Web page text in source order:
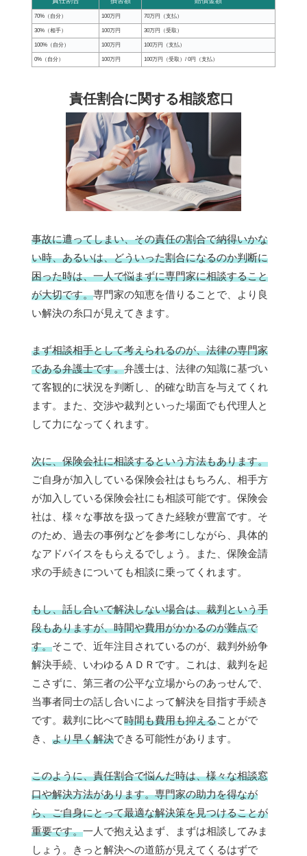
70%（自分） 100万円 70万円（支払）
30%（相手） 100万円 30万円（受取）
100%（自分） 100万円 100万円（支払）
0%（自分） 100万円 100万円（受取）/ 0円（支払）
責任割合に関する相談窓口
事故に遭ってしまい、その責任の割合で納得いかな
い時、あるいは、どういった割合になるのか判断に
困った時は、一人で悩まずに専門家に相談すること
が大切です。専門家の知恵を借りることで、より良
い解決の糸口が見えてきます。
まず相談相手として考えられるのが、法律の専門家
である弁護士です。弁護士は、法律の知識に基づい
て客観的に状況を判断し、的確な助言を与えてくれ
ます。また、交渉や裁判といった場面でも代理人と
して力になってくれます。
次に、保険会社に相談するという方法もあります。
ご自身が加入している保険会社はもちろん、相手方
が加入している保険会社にも相談可能です。保険会
社は、様々な事故を扱ってきた経験が豊富です。そ
のため、過去の事例などを参考にしながら、具体的
なアドバイスをもらえるでしょう。また、保険金請
求の手続きについても相談に乗ってくれます。
もし、話し合いで解決しない場合は、裁判という手
段もありますが、時間や費用がかかるのが難点で
す。そこで、近年注目されているのが、裁判外紛争
解決手続、いわゆるＡＤＲです。これは、裁判を起
こさずに、第三者の公平な立場からのあっせんで、
当事者同士の話し合いによって解決を目指す手続き
です。裁判に比べて時間も費用も抑えることがで
き、 より早く解決できる可能性があります。
このように、責任割合で悩んだ時は、様々な相談窓
口や解決方法があります。専門家の助力を得なが
ら、ご自身にとって最適な解決策を見つけることが
重要です。一人で抱え込まず、まずは相談してみま
しょう。きっと解決への道筋が見えてくるはずで